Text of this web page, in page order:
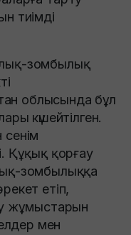
тиімді
зомбылық
облысында бұл
күшейтілген.
Құқық қорғау
зомбылыққа
етіп,
жұмыстарын
мен